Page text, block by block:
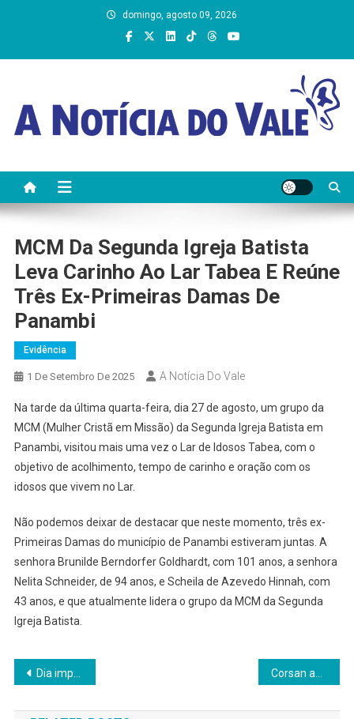
domingo, agosto 09, 2026
MCM Da Segunda Igreja Batista
Leva Carinho Ao Lar Tabea E Reúne
Três Ex-Primeiras Damas De
Panambi
Evidência
1 De Setembro De 2025 A Notícia Do Vale
Na tarde da última quarta-feira, dia 27 de agosto, um grupo da
MCM (Mulher Cristã em Missão) da Segunda Igreja Batista em
Panambi, visitou mais uma vez o Lar de Idosos Tabea, com o
objetivo de acolhimento, tempo de carinho e oração com os
idosos que vivem no Lar.
Não podemos deixar de destacar que neste momento, três ex-
Primeiras Damas do município de Panambi estiveram juntas. A
senhora Brunilde Berndorfer Goldhardt, com 101 anos, a senhora
Nelita Schneider, de 94 anos, e Scheila de Azevedo Hinnah, com
43 anos, e que atualmente lidera o grupo da MCM da Segunda
Igreja Batista.
Navegação
de
Dia imperdível: Unimed Noroeste/RS oferece vantagens exclusivas para aquisição de planos empresariais Corsan amplia frota de retroescavadeiras e caminhões para agilizar serviços